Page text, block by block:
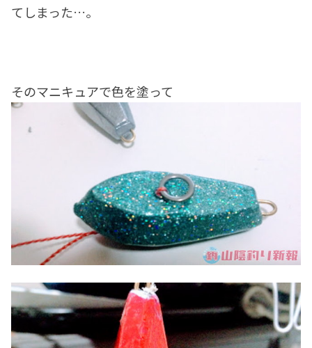
てしまった…。
そのマニキュアで色を塗って